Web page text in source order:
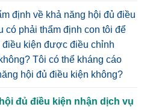
định về khả năng hội đủ điều
có phải thẩm định con tôi để
điều kiện được điều chỉnh
Tôi có thể kháng cáo
hội đủ điều kiện không?
đủ điều kiện nhận dịch vụ